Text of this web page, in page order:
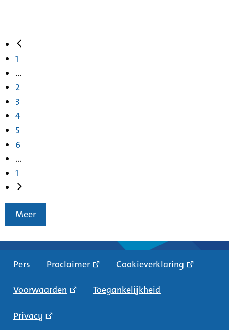
1
...
2
3
4
5
6
...
1
Meer
Pers Proclaimer Cookieverklaring
Voorwaarden Toegankelijkheid
Privacy